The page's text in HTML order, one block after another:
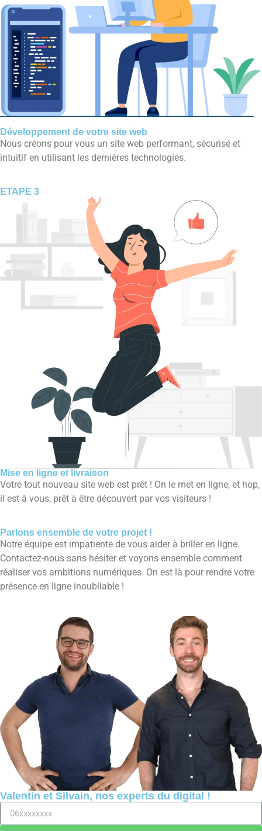
Développement de votre site web
Nous créons pour vous un site web performant, sécurisé et
intuitif en utilisant les dernières technologies.
ETAPE 3
Mise en ligne et livraison
Votre tout nouveau site web est prêt ! On le met en ligne, et hop,
il est à vous, prêt à être découvert par vos visiteurs !
Parlons ensemble de votre projet !
Notre équipe est impatiente de vous aider à briller en ligne.
Contactez-nous sans hésiter et voyons ensemble comment
réaliser vos ambitions numériques. On est là pour rendre votre
présence en ligne inoubliable !
Valentin et Silvain, nos experts du digital !